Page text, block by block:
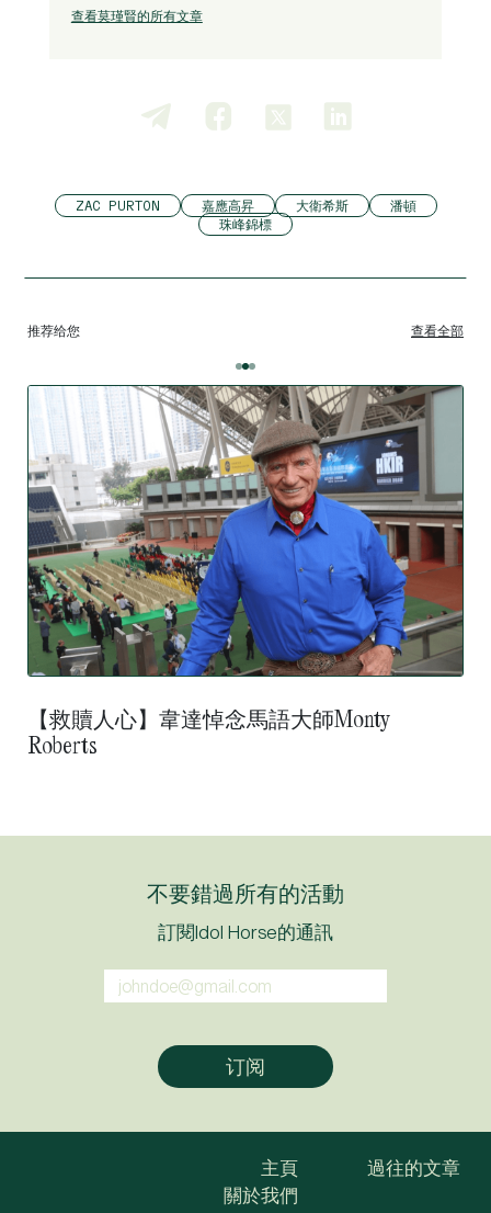
查看莫瑾賢的所有文章
ZAC PURTON 嘉應高昇 大衛希斯
潘頓
珠峰錦標
推荐给您 查看全部
【救贖人心】韋達悼念馬語大師Monty
Roberts
不要錯過所有的活動
訂閱Idol Horse的通訊
主頁
關於我們
過往的文章